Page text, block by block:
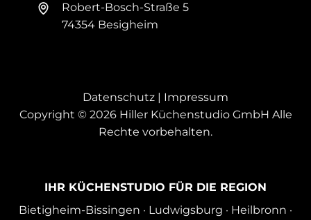
Robert-Bosch-Straße 5
74354 Besigheim
Datenschutz | Impressum
Copyright © 2026 Hiller Küchenstudio GmbH Alle
Rechte vorbehalten.
IHR KÜCHENSTUDIO FÜR DIE REGION
Bietigheim-Bissingen · Ludwigsburg · Heilbronn ·